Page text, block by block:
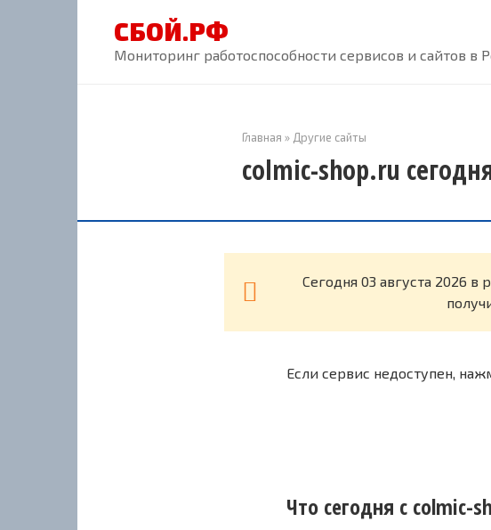
СБОЙ.РФ
Мониторинг работоспособности сервисов и сайтов в
Главная » Другие сайты
colmic-shop.ru
Cегодня 03 августа 2026
Если сервис недоступен,
Что сегодня с colmic-